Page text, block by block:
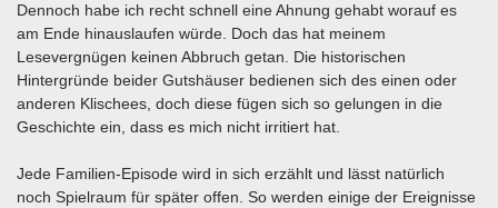
Dennoch habe ich recht schnell eine Ahnung gehabt worauf es
am Ende hinauslaufen würde. Doch das hat meinem
Lesevergnügen keinen Abbruch getan. Die historischen
Hintergründe beider Gutshäuser bedienen sich des einen oder
anderen Klischees, doch diese fügen sich so gelungen in die
Geschichte ein, dass es mich nicht irritiert hat.
Jede Familien-Episode wird in sich erzählt und lässt natürlich
noch Spielraum für später offen. So werden einige der Ereignisse